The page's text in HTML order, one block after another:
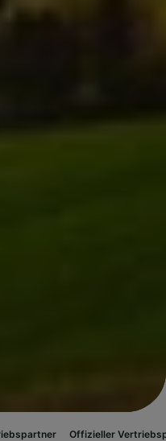
Offizieller Vertriebspartner